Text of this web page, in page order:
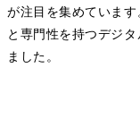
が注目を集めていま
と専門性を持つデジ
ました。